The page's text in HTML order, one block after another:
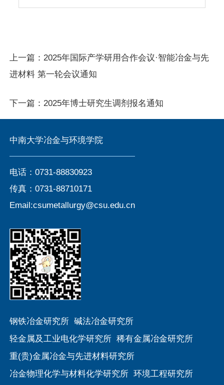
第 2 页
上一篇：2025年国际产学研用合作会议·智能冶金与先
进材料 第一轮会议通知
下一篇：2025年博士研究生调剂报名通知
中南大学冶金与环境学院
电话：0731-88830923
传真：0731-88710171
Email:csumetallurgy@csu.edu.cn
钢铁冶金研究所 碱法冶金研究所
轻金属及工业电化学研究所 稀有金属冶金研究所
重(贵)金属冶金与先进材料研究所
冶金物理化学与材料化学研究所 环境工程研究所